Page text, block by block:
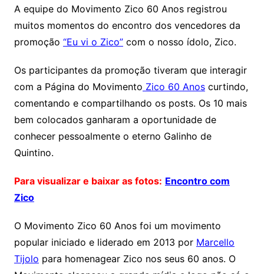
A equipe do Movimento Zico 60 Anos registrou
muitos momentos do encontro dos vencedores da
promoção “Eu vi o Zico”com o nosso ídolo, Zico.
Os participantes da promoção tiveram que interagir
com a Página do Movimento Zico 60 Anos curtindo,
comentando e compartilhando os posts. Os 10 mais
bem colocados ganharam a oportunidade de
conhecer pessoalmente o eterno Galinho de
Quintino.
Para visualizar e baixar as fotos: Encontro com
Zico
O Movimento Zico 60 Anos foi um movimento
popular iniciado e liderado em 2013 por Marcello
Tijolo para homenagear Zico nos seus 60 anos. O